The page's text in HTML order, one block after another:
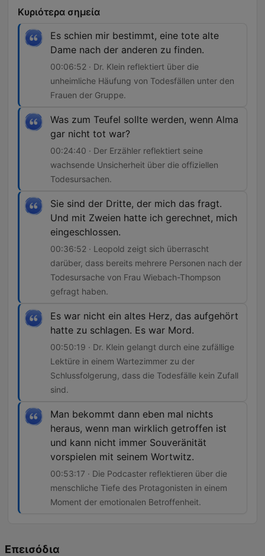
Κυριότερα σημεία
Es schien mir bestimmt, eine tote alte
Dame nach der anderen zu finden.
00:06:52 · Dr. Klein reflektiert über die
unheimliche Häufung von Todesfällen unter den
Frauen der Gruppe.
Was zum Teufel sollte werden, wenn Alma
gar nicht tot war?
00:24:40 · Der Erzähler reflektiert seine
wachsende Unsicherheit über die offiziellen
Todesursachen.
Sie sind der Dritte, der mich das fragt.
Und mit Zweien hatte ich gerechnet, mich
eingeschlossen.
00:36:52 · Leopold zeigt sich überrascht
darüber, dass bereits mehrere Personen nach der
Todesursache von Frau Wiebach-Thompson
gefragt haben.
Es war nicht ein altes Herz, das aufgehört
hatte zu schlagen. Es war Mord.
00:50:19 · Dr. Klein gelangt durch eine zufällige
Lektüre in einem Wartezimmer zu der
Schlussfolgerung, dass die Todesfälle kein Zufall
sind.
Man bekommt dann eben mal nichts
heraus, wenn man wirklich getroffen ist
und kann nicht immer Souveränität
vorspielen mit seinem Wortwitz.
00:53:17 · Die Podcaster reflektieren über die
menschliche Tiefe des Protagonisten in einem
Moment der emotionalen Betroffenheit.
Επεισόδια